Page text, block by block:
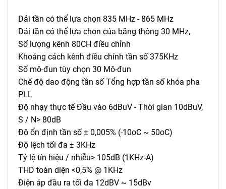
Dải tần có thể lựa chọn 835 MHz - 865 MHz
Dải tần có thể lựa chọn của băng thông 30 MHz,
Số lượng kênh 80CH điều chỉnh
Khoảng cách kênh điều chỉnh tần số 375KHz
Số mô-đun tùy chọn 30 Mô-đun
Chế độ dao động tần số Tổng hợp tần số khóa pha
PLL
Độ nhạy thực tế Đầu vào 6dBuV - Thời gian 10dBuV,
S / N> 80dB
Độ ổn định tần số ± 0,005% (-10oC ~ 50oC)
Độ lệch tối đa ± 3KHz
Tỷ lệ tín hiệu / nhiễu> 105dB (1KHz-A)
THD toàn diện <0,5% @ 1KHz
Điện áp đầu ra tối đa 12dBV ~ 15dBv